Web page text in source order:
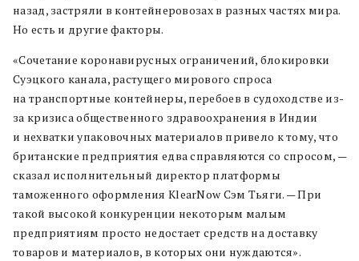
назад, застряли в контейнеровозах в разных частях мира.
Но есть и другие факторы.
«Сочетание коронавирусных ограничений, блокировки
Суэцкого канала, растущего мирового спроса
на транспортные контейнеры, перебоев в судоходстве из-
за кризиса общественного здравоохранения в Индии
и нехватки упаковочных материалов привело к тому, что
британские предприятия едва справляются со спросом, —
сказал исполнительный директор платформы
таможенного оформления KlearNow Сэм Тьяги. — При
такой высокой конкуренции некоторым малым
предприятиям просто недостает средств на доставку
товаров и материалов, в которых они нуждаются».